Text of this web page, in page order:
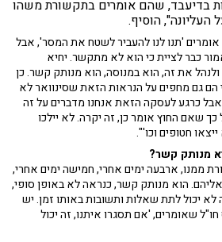
בדיעבד, שהם אומרים בתקשורת משהו
העליונה", הוסיף.
'תנו לנו להעביר לשטח את המסר', אבל
כבר לציית כי הוא לא מתקשר. יחיא
את זה, הוא במנוסה, הוא מנותק קשר. כן
הם גם מחפים על הנראות הזאת שסינוואר לא
אבל כרגע לעסקה הזאת אנחנו מדברים על זה
שאם החוץ אומר כן, זה יקרה. לא יילכו
חטופים וכו'".
מנותק קשר?
ממנו, ארבעה ימים אחרי, חמישה ימים אחרי,
הוא מנותק קשר, כנראה לא באופן סופי,
יכול לתת שאלות ותשובות באותו זמן. יש
שאומרים, 'אם תסגרו איתנו, זה יכול